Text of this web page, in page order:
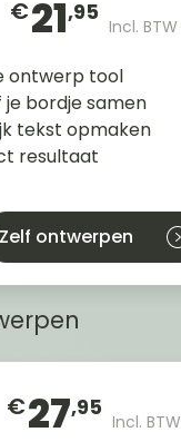
€21,95
Incl. BTW
ontwerp tool
je bordje samen
tekst opmaken
resultaat
Zelf ontwerpen
€27,95
Incl. BTW